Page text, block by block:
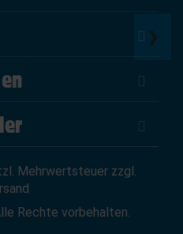
❯
Mehrwertsteuer zzgl.
Rechte vorbehalten.